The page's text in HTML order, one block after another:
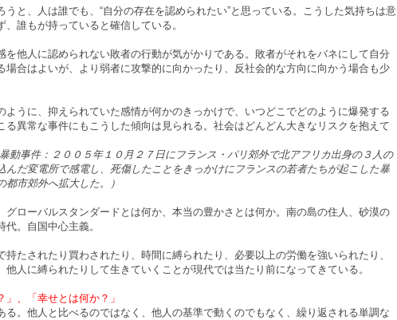
うと、人は誰でも、“自分の存在を認められたい”と思っている。こうした気持ちは意
誰もが持っていると確信している。
を他人に認められない敗者の行動が気がかりである。敗者がそれをバネにして自分
場合はよいが、より弱者に攻撃的に向かったり、反社会的な方向に向かう場合も少
うに、抑えられていた感情が何かのきっかけで、いつどこでどのように爆発する
る異常な事件にもこうした傾向は見られる。社会はどんどん大きなリスクを抱えて
動事件：２００５年１０月２７日にフランス・パリ郊外で北アフリカ出身の３人の
んだ変電所で感電し、死傷したことをきっかけにフランスの若者たちが起こした暴
市郊外へ拡大した。）
グローバルスタンダードとは何か、本当の豊かさとは何か。南の島の住人、砂漠の
。自国中心主義。
持たされたり買わされたり、時間に縛られたり、必要以上の労働を強いられたり、
他人に縛られたりして生きていくことが現代では当たり前になってきている。
」、「幸せとは何か？」
る。他人と比べるのではなく、他人の基準で動くのでもなく、繰り返される単調な